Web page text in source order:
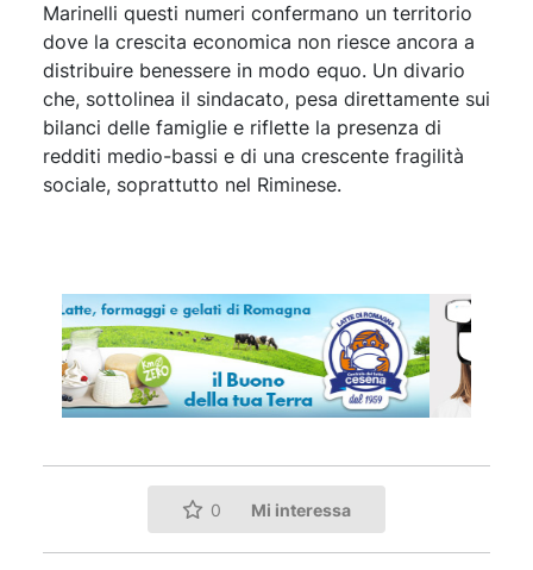
Marinelli questi numeri confermano un territorio
dove la crescita economica non riesce ancora a
distribuire benessere in modo equo. Un divario
che, sottolinea il sindacato, pesa direttamente sui
bilanci delle famiglie e riflette la presenza di
redditi medio-bassi e di una crescente fragilità
sociale, soprattutto nel Riminese.
0 Mi interessa